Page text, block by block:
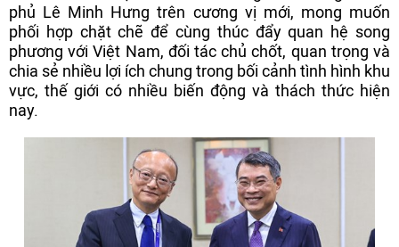
phủ Lê Minh Hưng trên cương vị mới, mong muốn
phối hợp chặt chẽ để cùng thúc đẩy quan hệ song
phương với Việt Nam, đối tác chủ chốt, quan trọng và
chia sẻ nhiều lợi ích chung trong bối cảnh tình hình khu
vực, thế giới có nhiều biến động và thách thức hiện
nay.